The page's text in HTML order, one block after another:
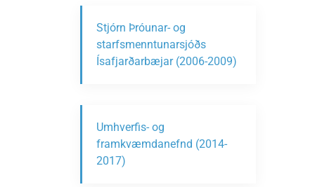
Stjórn Þróunar- og
starfsmenntunarsjóðs
Ísafjarðarbæjar (2006-2009)
Umhverfis- og
framkvæmdanefnd (2014-
2017)